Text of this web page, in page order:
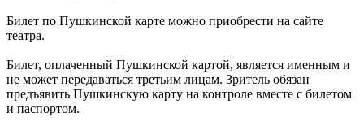
Билет по Пушкинской карте можно приобрести на сайте
театра.
Билет, оплаченный Пушкинской картой, является именным и
не может передаваться третьим лицам. Зритель обязан
предъявить Пушкинскую карту на контроле вместе с билетом
и паспортом.